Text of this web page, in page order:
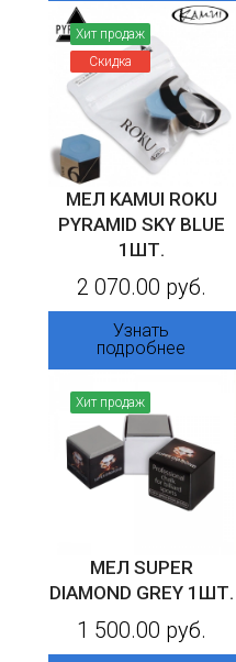
Хит продаж
Скидка
МЕЛ KAMUI ROKU
PYRAMID SKY BLUE
1ШТ.
2 070.00 руб.
Узнать
подробнее
Хит продаж
МЕЛ SUPER
DIAMOND GREY 1ШТ.
1 500.00 руб.